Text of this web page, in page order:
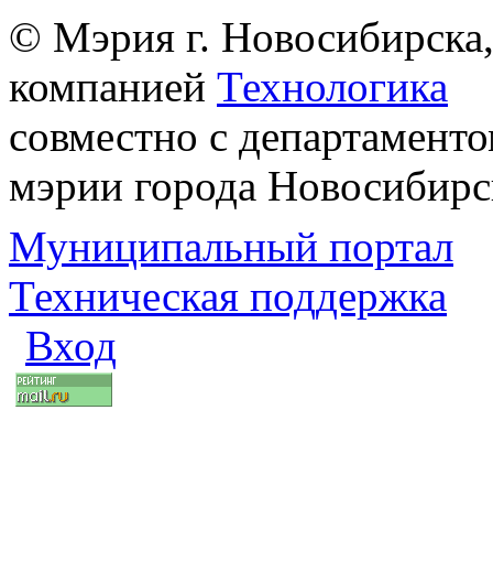
© Мэрия г.
компанией Технологика
совместно с
мэрии города
Муниципальный портал
Техническая поддержка
Вход